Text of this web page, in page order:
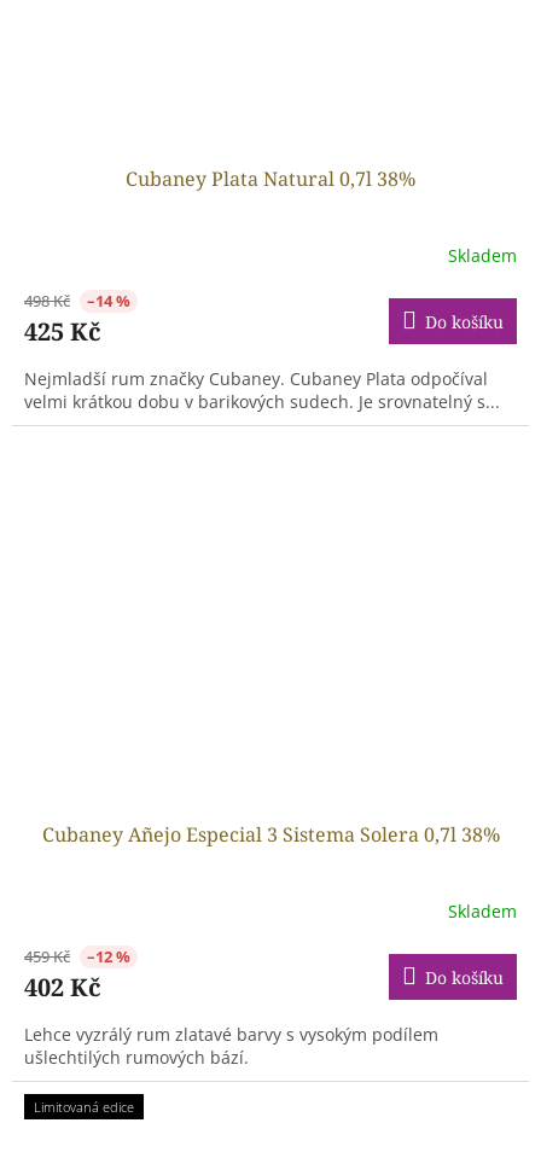
Cubaney Plata Natural 0,7l 38%
Skladem
498 Kč –14 %
425 Kč Do košíku
Nejmladší rum značky Cubaney. Cubaney Plata odpočíval
velmi krátkou dobu v barikových sudech. Je srovnatelný s...
Cubaney Añejo Especial 3 Sistema Solera 0,7l 38%
Skladem
459 Kč –12 %
402 Kč Do košíku
Lehce vyzrálý rum zlatavé barvy s vysokým podílem
ušlechtilých rumových bází.
Limitovaná edice